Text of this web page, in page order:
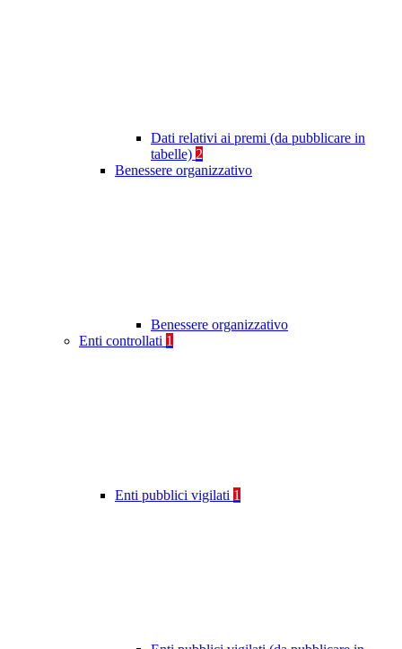
Dati relativi ai premi (da pubblicare in
tabelle) 2
Benessere organizzativo
Benessere organizzativo
Enti controllati 1
Enti pubblici vigilati 1